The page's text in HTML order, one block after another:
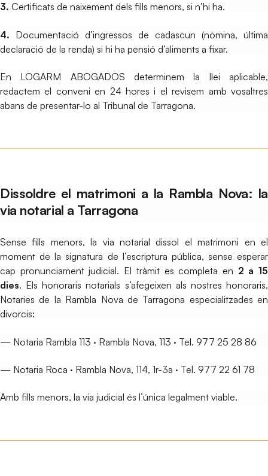
3. Certificats de naixement dels fills menors, si n’hi ha.
4. Documentació d’ingressos de cadascun (nòmina, última
declaració de la renda) si hi ha pensió d’aliments a fixar.
En LOGARM ABOGADOS determinem la llei aplicable,
redactem el conveni en 24 hores i el revisem amb vosaltres
abans de presentar-lo al Tribunal de Tarragona.
Dissoldre el matrimoni a la Rambla Nova: la
via notarial a Tarragona
Sense fills menors, la via notarial dissol el matrimoni en el
moment de la signatura de l’escriptura pública, sense esperar
cap pronunciament judicial. El tràmit es completa en 2 a 15
dies. Els honoraris notarials s’afegeixen als nostres honoraris.
Notaries de la Rambla Nova de Tarragona especialitzades en
divorcis:
— Notaria Rambla 113 · Rambla Nova, 113 · Tel. 977 25 28 86
— Notaria Roca · Rambla Nova, 114, 1r-3a · Tel. 977 22 61 78
Amb fills menors, la via judicial és l’única legalment viable.